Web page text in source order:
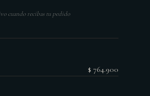
cuando recibas tu pedido
$ 764.900